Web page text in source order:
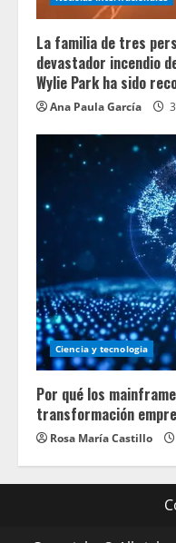
La familia de tres
devastador incendio
Wylie Park ha sido
Ana Paula García
Ciencia y tecnologia
Por qué los
transformación
Rosa María Castillo